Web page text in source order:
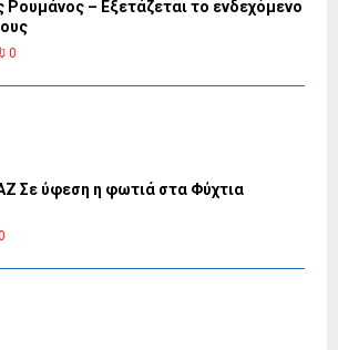
Ρουμάνος – Εξετάζεται το ενδεχόμενο
0
Σε ύφεση η φωτιά στα Φύχτια